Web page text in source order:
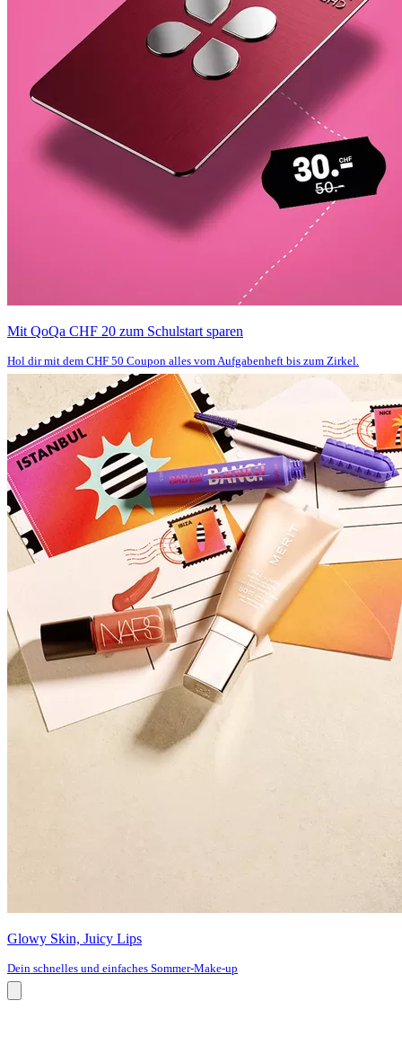
Mit QoQa CHF 20 zum Schulstart sparen
Hol dir mit dem CHF 50 Coupon alles vom Aufgabenheft bis zum Zirkel.
Glowy Skin, Juicy Lips
Dein schnelles und einfaches Sommer-Make-up